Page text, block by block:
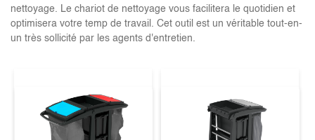
nettoyage. Le chariot de nettoyage vous facilitera le quotidien et
optimisera votre temp de travail. Cet outil est un véritable tout-en-
un très sollicité par les agents d'entretien.